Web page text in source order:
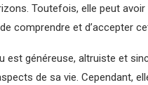
Toutefois, elle peut
comprendre et d’accepter
est généreuse, altruiste et
de sa vie. Cependant,